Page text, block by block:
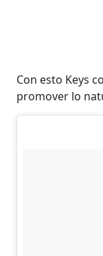
Con esto Keys
promover lo